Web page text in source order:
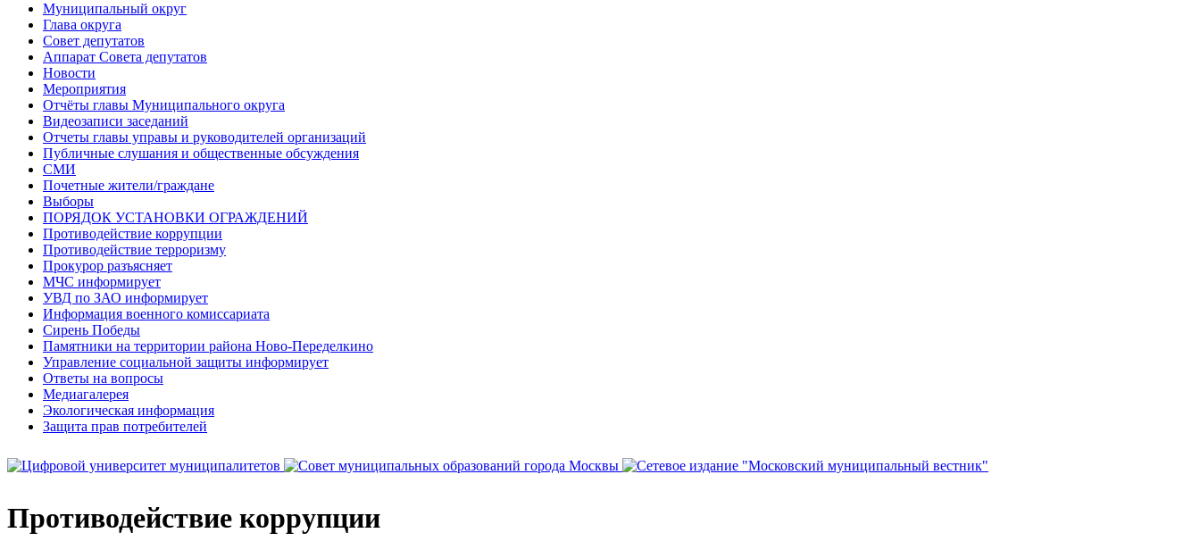
Муниципальный округ
Глава округа
Совет депутатов
Аппарат Совета депутатов
Новости
Мероприятия
Отчёты главы Муниципального округа
Видеозаписи заседаний
Отчеты главы управы и руководителей организаций
Публичные слушания и общественные обсуждения
СМИ
Почетные жители/граждане
Выборы
ПОРЯДОК УСТАНОВКИ ОГРАЖДЕНИЙ
Противодействие коррупции
Противодействие терроризму
Прокурор разъясняет
МЧС информирует
УВД по ЗАО информирует
Информация военного комиссариата
Сирень Победы
Памятники на территории района Ново-Переделкино
Управление социальной защиты информирует
Ответы на вопросы
Медиагалерея
Экологическая информация
Защита прав потребителей
Противодействие коррупции